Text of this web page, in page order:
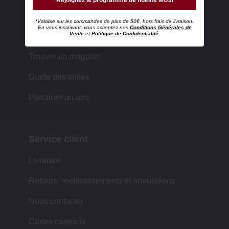
Faire ses achats chez MUJI
Trouver un magasin
Guide des tailles
Parrainer un ami
*Valable sur les commandes de plus de 50€, hors frais de livraison.
En vous inscrivant, vous acceptez nos Conditions Générales de
Venteet Politique de Confidentialité.